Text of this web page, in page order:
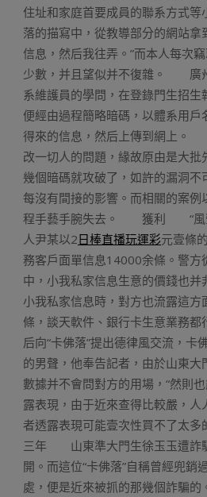
住址和家庭首要成員的聯系方
落的描寫中，從教導部分的網站拿
信息，然后我往弄。”而本人每次
少數，并且望似并不復雜。 廣
系維護員的學問，在登錄門生招生
便經由過程簡略暗碼，以體系用戶
得來的信息，然后上傳到網上。
改一切人的問題，緣故原由是大批
幾個暗碼就攻破了，如許的漏洞
每沒有間接的影響。而相關的案例
程手藝手腕失去。 獲利 “風聲
人尹某以2日棒直播玩運彩元壹條
務客戶面單信息14000余條。警
中，小我私家信息生意的價錢也并
小我私家信息時，對方也流露這
條，談天軟件、銀行卡生意業務
后向“卡佛落”提出德律風交流，
的男聲，他奉告記者，由於山東
數據并不會問對方的用場，“然則也
露表現，由于近來查得比較嚴，
者透露表現可能壹次性買不了太
三年 山東準大門生徐玉玉遭詐騙
開。而這位“卡佛落”自稱曾經兜
處，便是近來被抓的那幾個詐騙